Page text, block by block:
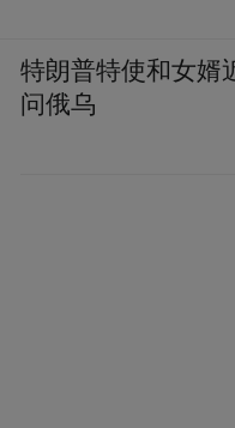
特朗普特使和女婿
问俄乌